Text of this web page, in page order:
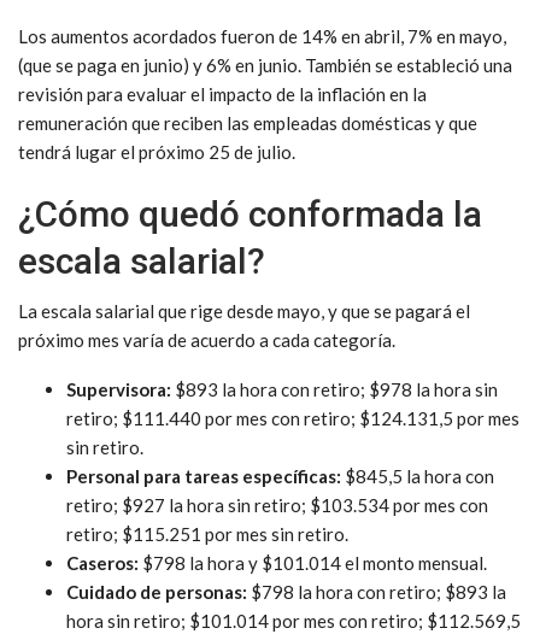
Los aumentos acordados fueron de 14% en abril, 7% en mayo,
(que se paga en junio) y 6% en junio. También se estableció una
revisión para evaluar el impacto de la inflación en la
remuneración que reciben las empleadas domésticas y que
tendrá lugar el próximo 25 de julio.
¿Cómo quedó conformada la
escala salarial?
La escala salarial que rige desde mayo, y que se pagará el
próximo mes varía de acuerdo a cada categoría.
Supervisora: $893 la hora con retiro; $978 la hora sin
retiro; $111.440 por mes con retiro; $124.131,5 por mes
sin retiro.
Personal para tareas específicas: $845,5 la hora con
retiro; $927 la hora sin retiro; $103.534 por mes con
retiro; $115.251 por mes sin retiro.
Caseros: $798 la hora y $101.014 el monto mensual.
Cuidado de personas: $798 la hora con retiro; $893 la
hora sin retiro; $101.014 por mes con retiro; $112.569,5